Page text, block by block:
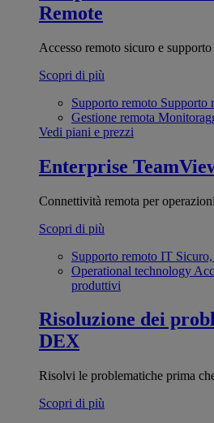
Remote
Accesso remoto sicuro e
Scopri di più
Supporto remoto Supporto
Gestione remota
Vedi piani e prezzi
Enterprise
Connettività remota per
Scopri di più
Supporto remoto IT
Operational technology
produttivi
Risoluzione dei
DEX
Risolvi le problematiche prima
Scopri di più